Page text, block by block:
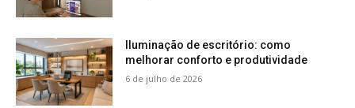
Iluminação de escritório: como
melhorar conforto e produtividade
6 de julho de 2026